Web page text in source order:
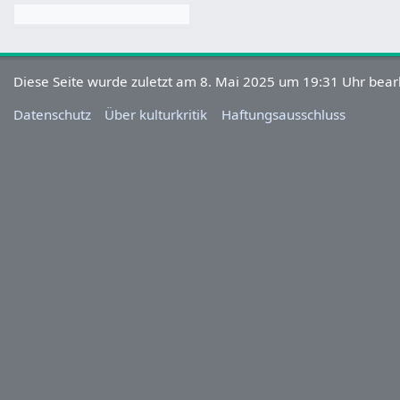
Diese Seite wurde zuletzt am 8. Mai 2025 um 19:31 Uhr
Datenschutz
Über kulturkritik Haftungsausschluss